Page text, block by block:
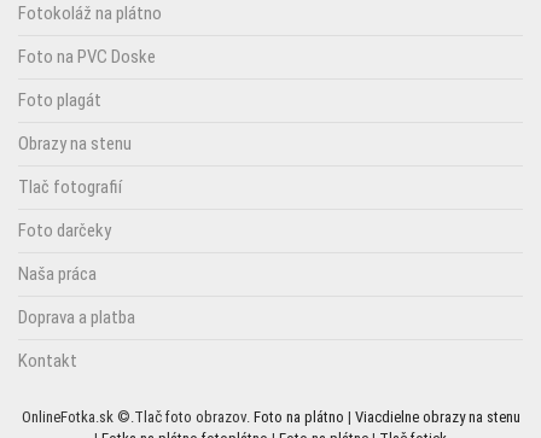
Fotokoláž na plátno
Foto na PVC Doske
Foto plagát
Obrazy na stenu
Tlač fotografií
Foto darčeky
Naša práca
Doprava a platba
Kontakt
OnlineFotka.sk ©.Tlač foto obrazov. Foto na plátno | Viacdielne obrazy na stenu